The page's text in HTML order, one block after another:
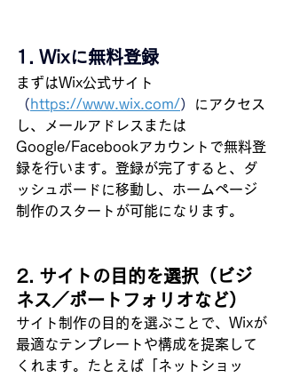
1. Wixに無料登録
まずはWix公式サイト
（ https://www.wix.com/）
にアクセス
し、メールアドレスまたは
Google/Facebookアカウントで無料登
録を行います。登録が完了すると、ダ
ッシュボードに移動し、ホームページ
制作のスタートが可能になります。
2. サイトの目的を選択（ビジ
ネス／ポートフォリオなど）
サイト制作の目的を選ぶことで、Wixが
最適なテンプレートや構成を提案して
くれます。たとえば「ネットショッ